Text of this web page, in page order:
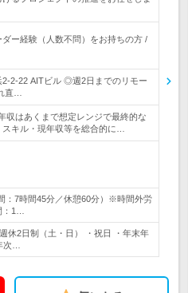
ダー経験（人数不問）をお持ちの方 /
2-22 AITビル ◎週2日までのリモー
直…
はあくまで想定レンジで最終的な
キル・現年収等を総合的に…
：7時間45分／休憩60分）※時間外労
1…
休2日制（土・日） ・祝日 ・年末年
次…